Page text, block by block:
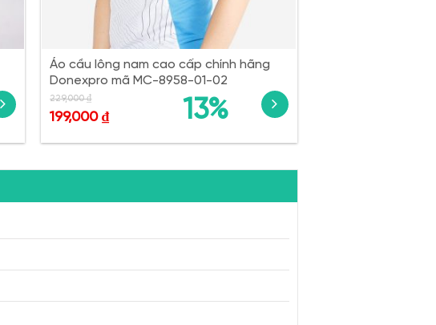
Áo cầu lông nam cao cấp chính hãng
Donexpro mã MC-8958-01-02
13%
229,000₫
199,000₫